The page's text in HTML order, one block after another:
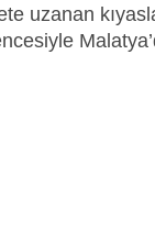
uzanan